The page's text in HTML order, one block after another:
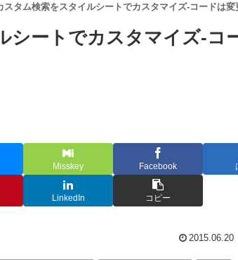
タム検索をスタイルシートでカスタマイズ-コードは変
シートでカスタマイズ-コ
Misskey Facebook
LinkedIn コピー
2015.06.20